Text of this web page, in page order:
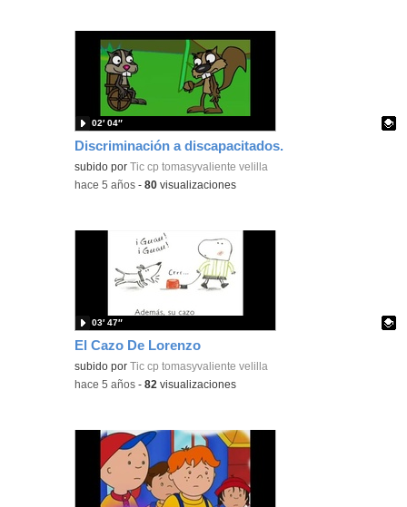
Discriminación a discapacitados.
Contenido educativo.
subido por Tic cp tomasyvaliente velilla
02′ 04″
-hace 5 años -80 visualizaciones
El Cazo De Lorenzo
Contenido educativo.
subido por Tic cp tomasyvaliente velilla
03′ 47″
-hace 5 años -82 visualizaciones